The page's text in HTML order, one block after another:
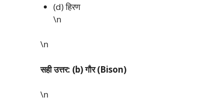
(d) हिरण
\n
\n
सही उत्तर: (b) गौर (Bison)
\n